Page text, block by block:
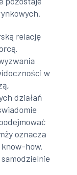
relację
w
działań
oznacza
how,